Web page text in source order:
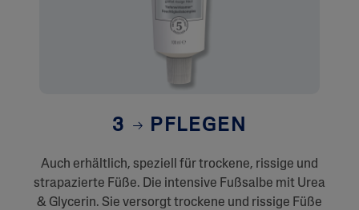
3 PFLEGEN
Auch erhältlich, speziell für trockene, rissige und
strapazierte Füße. Die intensive Fußsalbe mit Urea
& Glycerin. Sie versorgt trockene und rissige Füße